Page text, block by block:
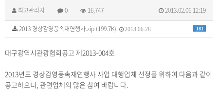
최고관리자 0 16,747 2013.02.06 12:19
181
2013 경상감영풍속재연행사.zip (199.7K) 2018.06.28
대구광역시관광협회공고 제2013-004호
2013년도 경상감영풍속재연행사 사업 대행업체 선정을 위하여 다음과 같이
공고하오니, 관련업체의 많은 참여 바랍니다.